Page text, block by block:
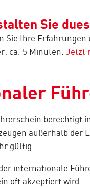
Sie
Sie Ihre
ca. 5 Minuten. Jetzt
berechtigt
außerhalb der
gültig.
internationale
oft akzeptiert wird.